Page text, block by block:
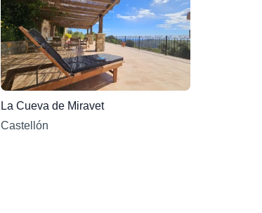
La Cueva de Miravet
Castellón